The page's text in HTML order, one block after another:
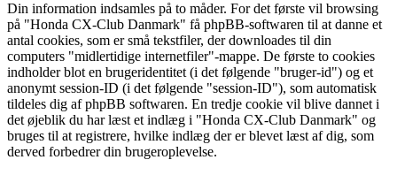
Din information indsamles på to måder. For det første vil browsing
på "Honda CX-Club Danmark" få phpBB-softwaren til at danne et
antal cookies, som er små tekstfiler, der downloades til din
computers "midlertidige internetfiler"-mappe. De første to cookies
indholder blot en brugeridentitet (i det følgende "bruger-id") og et
anonymt session-ID (i det følgende "session-ID"), som automatisk
tildeles dig af phpBB softwaren. En tredje cookie vil blive dannet i
det øjeblik du har læst et indlæg i "Honda CX-Club Danmark" og
bruges til at registrere, hvilke indlæg der er blevet læst af dig, som
derved forbedrer din brugeroplevelse.